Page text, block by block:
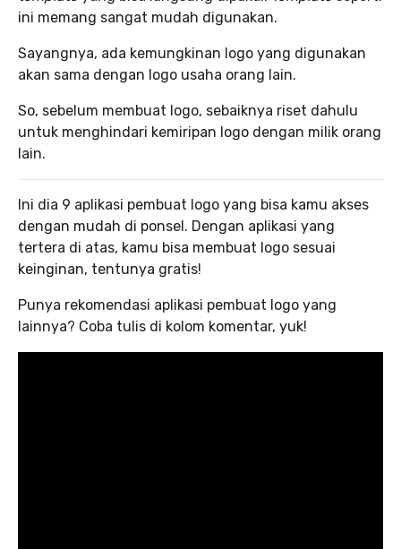
ini memang sangat mudah digunakan.
Sayangnya, ada kemungkinan logo yang digunakan
akan sama dengan logo usaha orang lain.
So, sebelum membuat logo, sebaiknya riset dahulu
untuk menghindari kemiripan logo dengan milik orang
lain.
Ini dia 9 aplikasi pembuat logo yang bisa kamu akses
dengan mudah di ponsel. Dengan aplikasi yang
tertera di atas, kamu bisa membuat logo sesuai
keinginan, tentunya gratis!
Punya rekomendasi aplikasi pembuat logo yang
lainnya? Coba tulis di kolom komentar, yuk!